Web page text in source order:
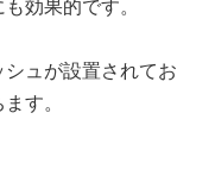
効果的です。
ュが設置されてお
す。